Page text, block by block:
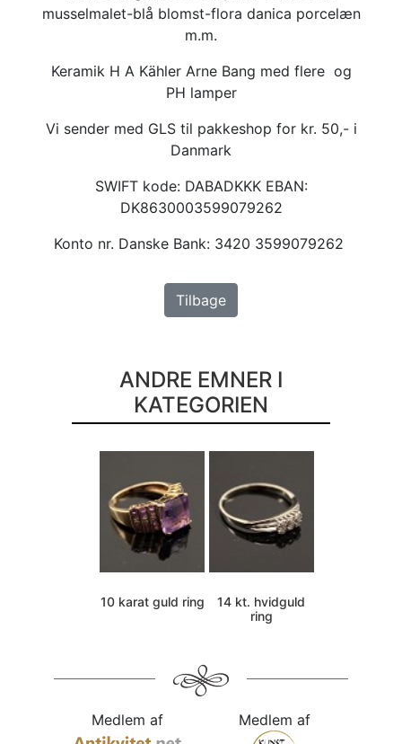
musselmalet-blå blomst-flora danica porcelæn
m.m.
Keramik H A Kähler Arne Bang med flere og
PH lamper
Vi sender med GLS til pakkeshop for kr. 50,- i
Danmark
SWIFT kode: DABADKKK EBAN:
DK8630003599079262
Konto nr. Danske Bank: 3420 3599079262
Tilbage
ANDRE EMNER I
KATEGORIEN
10 karat guld ring
14 kt. hvidguld
ring
Medlem af Medlem af